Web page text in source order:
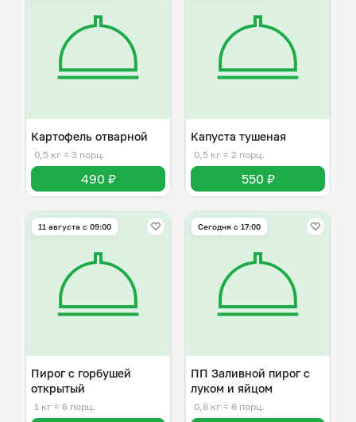
Картофель отварной
0,5 кг ≈ 3 порц.
490 ₽
Капуста тушеная
0,5 кг ≈ 2 порц.
550 ₽
11 августа с 09:00
Пирог с горбушей
открытый
1 кг ≈ 6 порц.
Сегодня с 17:00
ПП Заливной пирог с
луком и яйцом
0,8 кг ≈ 6 порц.